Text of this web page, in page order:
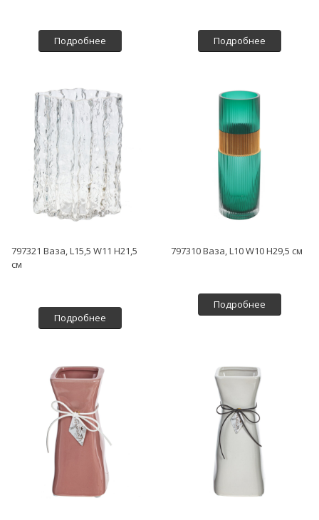
Подробнее Подробнее
797321 Ваза, L15,5 W11 H21,5
см
Подробнее
797310 Ваза, L10 W10 H29,5 см
Подробнее